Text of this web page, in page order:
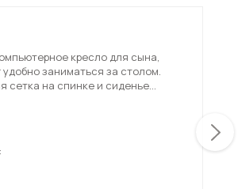
кресло для сына,
удобно заниматься за столом.
сетка на спинке и сиденье
Практически по цвету как
Ребенок в восторге –